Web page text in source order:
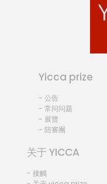
Yicca prize
- 公告
- 常问问题
- 展覽
- 陪審團
关于 YICCA
- 接觸